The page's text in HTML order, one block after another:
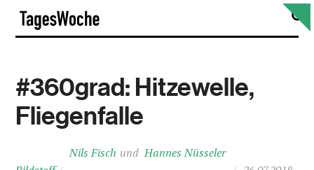
Skip
content
#360grad: Hitzewelle,
Fliegenfalle
Nils Fisch
Hannes Nüsseler